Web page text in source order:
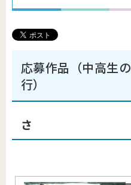
応募作品（中高生
行）
さ